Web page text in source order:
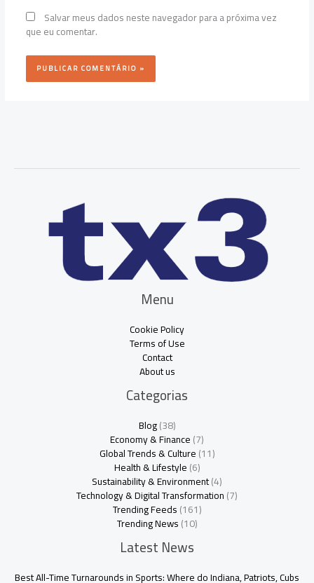
Salvar meus dados neste navegador para a próxima vez
que eu comentar.
Menu
Cookie Policy
Terms of Use
Contact
About us
Categorias
Blog(38)
Economy & Finance(7)
Global Trends & Culture(11)
Health & Lifestyle(6)
Sustainability & Environment(4)
Technology & Digital Transformation(7)
Trending Feeds(161)
Trending News(10)
Latest News
Best All-Time Turnarounds in Sports: Where do Indiana, Patriots, Cubs